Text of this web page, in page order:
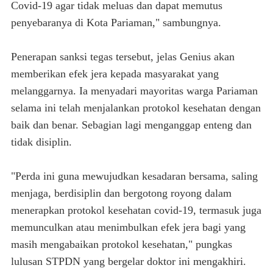
Covid-19 agar tidak meluas dan dapat memutus
penyebaranya di Kota Pariaman," sambungnya.
Penerapan sanksi tegas tersebut, jelas Genius akan
memberikan efek jera kepada masyarakat yang
melanggarnya. Ia menyadari mayoritas warga Pariaman
selama ini telah menjalankan protokol kesehatan dengan
baik dan benar. Sebagian lagi menganggap enteng dan
tidak disiplin.
"Perda ini guna mewujudkan kesadaran bersama, saling
menjaga, berdisiplin dan bergotong royong dalam
menerapkan protokol kesehatan covid-19, termasuk juga
memunculkan atau menimbulkan efek jera bagi yang
masih mengabaikan protokol kesehatan," pungkas
lulusan STPDN yang bergelar doktor ini mengakhiri.